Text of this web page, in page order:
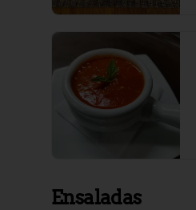
Ensaladas